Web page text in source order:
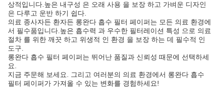
상적입니다.높은 내구성 은 오래 사용 을 보장 하고 가벼운 디자인
은 다루고 운반 하기 쉽다.
의료 종사자든 환자든 롱완다 흡수 필터 페이퍼는 모든 의료 환경에
서 필수품입니다.높은 흡수력 과 우수한 필터레이션 특성 으로 의료
절차 를 위한 깨끗 하고 위생적 인 환경 을 보장 하는 데 필수적 인
도구.
롱완다 흡수 필터 페이퍼는 뛰어난 품질과 신뢰성 때문에 선택하세
요.
지금 주문해 보세요. 그리고 여러분의 의료 환경에서 롱완다 흡수
필터 페이퍼가 가져올 수 있는 변화를 경험하세요!